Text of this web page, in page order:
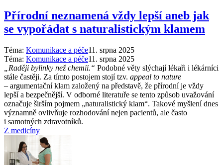
Přírodní neznamená vždy lepší aneb jak
se vypořádat s naturalistickým klamem
Téma: Komunikace a péče11. srpna 2025
Téma: Komunikace a péče11. srpna 2025
„Raději bylinky než chemii.“ Podobné věty slýchají lékaři i lékárníci
stále častěji. Za tímto postojem stojí tzv. appeal to nature
–⁠ argumentační klam založený na představě, že přírodní je vždy
lepší a bezpečnější. V odborné literatuře se tento způsob uvažování
označuje širším pojmem „naturalistický klam“. Takové myšlení dnes
významně ovlivňuje rozhodování nejen pacientů, ale často
i samotných zdravotníků.
Z medicíny